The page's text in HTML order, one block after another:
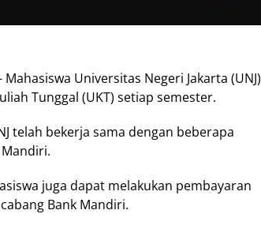
Mahasiswa Universitas Negeri Jakarta (UNJ)
Tunggal (UKT) setiap semester.
telah bekerja sama dengan beberapa
juga dapat melakukan pembayaran
Bank Mandiri.